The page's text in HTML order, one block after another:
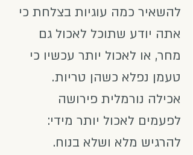
להשאיר כמה עוגיות בצלחת כי
אתה יודע שתוכל לאכול גם
מחר, או לאכול יותר עכשיו כי
טעמן נפלא כשהן טריות.
אכילה נורמלית פירושה
לפעמים לאכול יותר מידי:
להרגיש מלא ושלא בנוח.